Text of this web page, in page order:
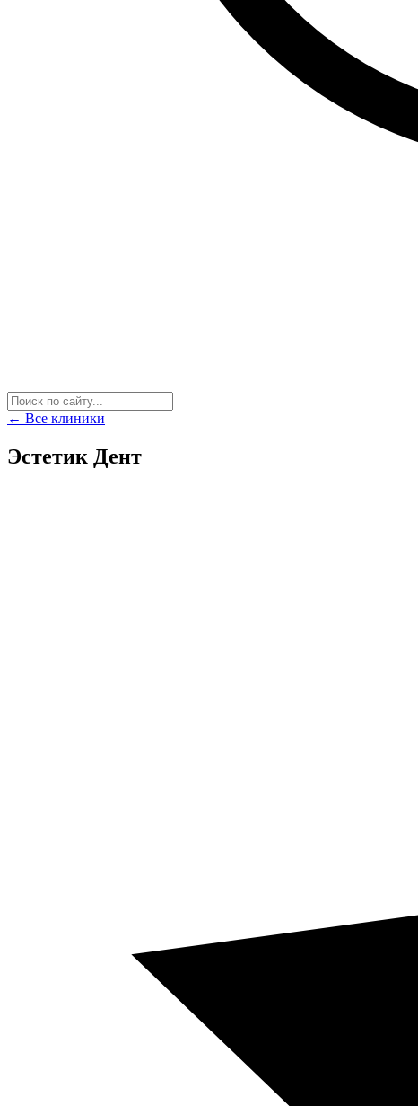
← Все клиники
Эстетик Дент